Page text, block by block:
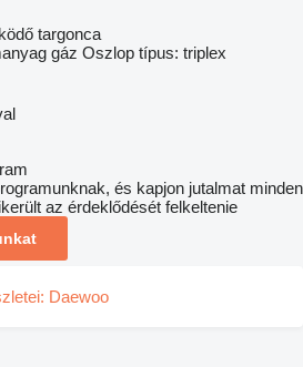
targonca
gáz Oszlop típus: triplex
és kapjon jutalmat minden
az érdeklődését felkeltenie
Daewoo